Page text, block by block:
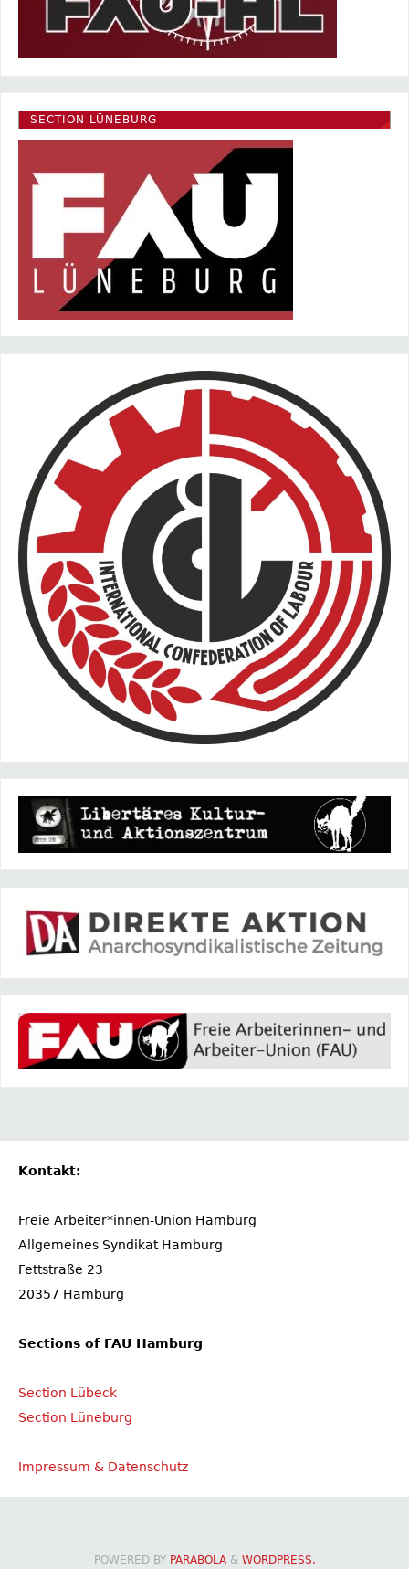
SECTION LÜNEBURG
Kontakt:
Freie Arbeiter*innen-Union Hamburg
Allgemeines Syndikat Hamburg
Fettstraße 23
20357 Hamburg
Sections of FAU Hamburg
Section Lübeck
Section Lüneburg
Impressum & Datenschutz
POWERED BY PARABOLA& WORDPRESS.